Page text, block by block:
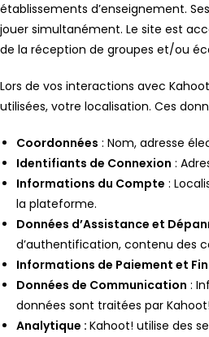
établissements d’enseignement.
jouer simultanément. Le site est
de la réception de groupes et/ou
Lors de vos interactions avec
utilisées, votre localisation. Ces
Coordonnées : Nom, adresse
Identifiants de Connexion :
Informations du Compte :
la plateforme.
Données d’Assistance et
d’authentification, contenu des
Informations de Paiement et
Données de Communication :
données sont traitées par
Analytique : Kahoot! utilise des